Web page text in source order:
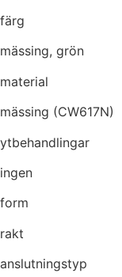
färg
mässing, grön
material
mässing (CW617N)
ytbehandlingar
ingen
form
rakt
anslutningstyp